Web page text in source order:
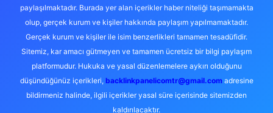
paylaşılmaktadır. Burada yer alan içerikler haber niteliği taşımamakta
olup, gerçek kurum ve kişiler hakkında paylaşım yapılmamaktadır.
Gerçek kurum ve kişiler ile isim benzerlikleri tamamen tesadüfidir.
Sitemiz, kar amacı gütmeyen ve tamamen ücretsiz bir bilgi paylaşım
platformudur. Hukuka ve yasal düzenlemelere aykırı olduğunu
düşündüğünüz içerikleri, backlinkpanelicomtr@gmail.comadresine
bildirmeniz halinde, ilgili içerikler yasal süre içerisinde sitemizden
kaldırılacaktır.